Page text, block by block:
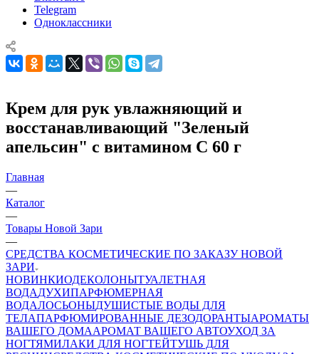
Telegram
Одноклассники
Крем для рук увлажняющий и
восстанавливающий "Зеленый
апельсин" с витамином С 60 г
Главная
—
Каталог
—
Товары Новой Зари
—
СРЕДСТВА КОСМЕТИЧЕСКИЕ ПО ЗАКАЗУ НОВОЙ
ЗАРИ
НОВИНКИОДЕКОЛОНЫТУАЛЕТНАЯ
ВОДАДУХИПАРФЮМЕРНАЯ
ВОДАЛОСЬОНЫДУШИСТЫЕ ВОДЫ ДЛЯ
ТЕЛАПАРФЮМИРОВАННЫЕ ДЕЗОДОРАНТЫАРОМАТЫ
ВАШЕГО ДОМААРОМАТ ВАШЕГО АВТОУХОД ЗА
НОГТЯМИЛАКИ ДЛЯ НОГТЕЙТУШЬ ДЛЯ